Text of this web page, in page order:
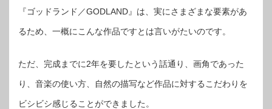
『ゴッドランド／GODLAND』は、実にさまざまな要素があ
るため、一概にこんな作品ですとは言いがたいのです。
ただ、完成までに2年を要したという話通り、画角であった
り、音楽の使い方、自然の描写など作品に対するこだわりを
ビシビシ感じることができました。